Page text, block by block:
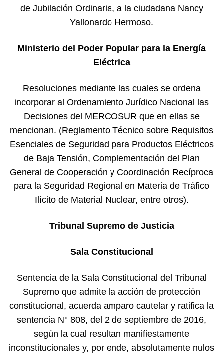
de Jubilación Ordinaria, a la ciudadana Nancy
Yallonardo Hermoso.
Ministerio del Poder Popular para la Energía
Eléctrica
Resoluciones mediante las cuales se ordena
incorporar al Ordenamiento Jurídico Nacional las
Decisiones del MERCOSUR que en ellas se
mencionan. (Reglamento Técnico sobre Requisitos
Esenciales de Seguridad para Productos Eléctricos
de Baja Tensión, Complementación del Plan
General de Cooperación y Coordinación Recíproca
para la Seguridad Regional en Materia de Tráfico
Ilícito de Material Nuclear, entre otros).
Tribunal Supremo de Justicia
Sala Constitucional
Sentencia de la Sala Constitucional del Tribunal
Supremo que admite la acción de protección
constitucional, acuerda amparo cautelar y ratifica la
sentencia N° 808, del 2 de septiembre de 2016,
según la cual resultan manifiestamente
inconstitucionales y, por ende, absolutamente nulos